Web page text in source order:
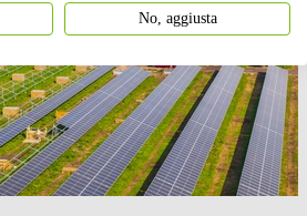
No, aggiusta